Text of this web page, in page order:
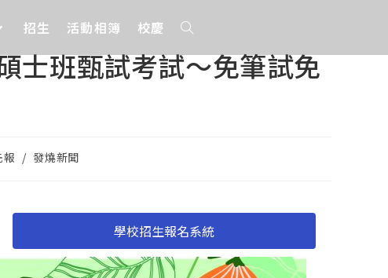
招生 活動相簿 校慶
士班甄試考試～免筆試免
報 / 發燒新聞
學校招生報名系統